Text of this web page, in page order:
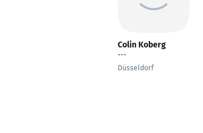
Colin Koberg
---
Düsseldorf